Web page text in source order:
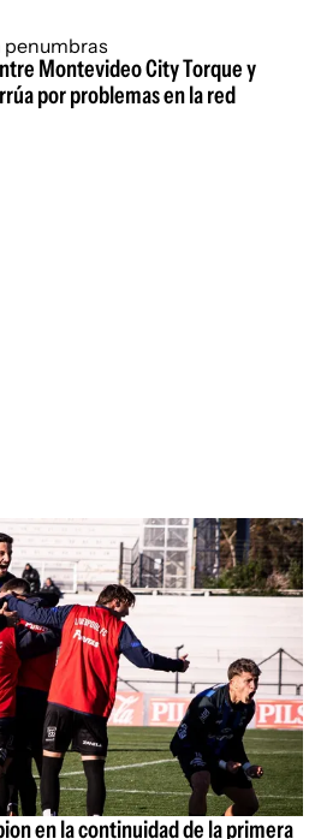
Montevideo City Torque y
por problemas en la red
en la continuidad de la primera